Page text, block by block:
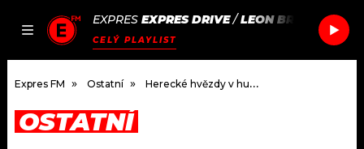
JAK
SEZNAM.CZ
EXPRES EXPRES DRIVE/LEON BRIDGES IF IT
CELÝ PLAYLIST
DOMŮ
Expres FM Ostatní Herecké hvězdy v hudebních klipech
OSTATNÍ